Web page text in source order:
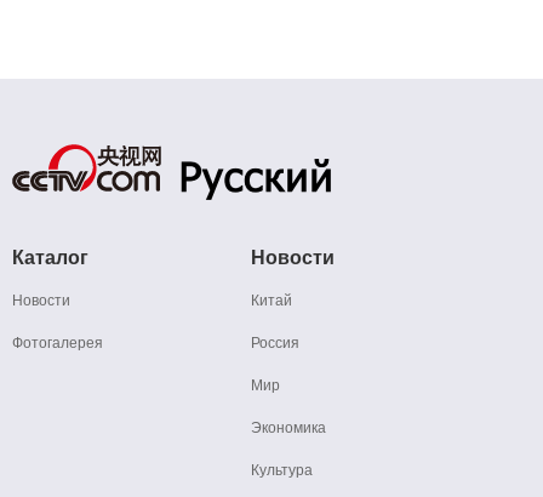
Каталог
Новости
Фотогалерея
Новости
Китай
Россия
Мир
Экономика
Культура